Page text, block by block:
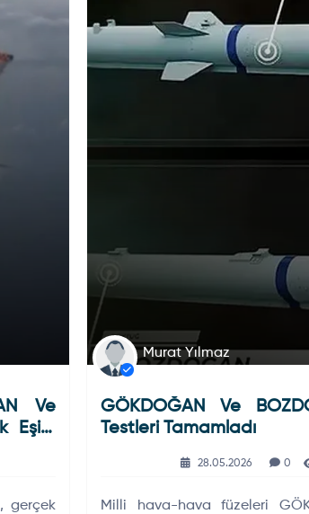
Ve
Eşiği
gerçek
Murat Yılmaz
GÖKDOĞAN Ve
Testleri Tamamladı
28.05.2026 0
Milli hava-hava füzeleri